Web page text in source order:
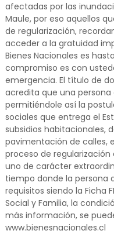
afectadas por las
Maule, por eso aquellos
de regularización,
acceder a la gratuidad
Bienes Nacionales es
compromiso es con
emergencia. El título de
acredita que una
permitiéndole así la
sociales que entrega el
subsidios habitacionales,
pavimentación de calles,
proceso de
uno de carácter
tiempo donde la persona
requisitos siendo la Ficha
Social y Familia, la
más información, se
www.bienesnacionales.cl